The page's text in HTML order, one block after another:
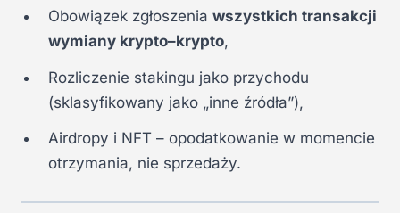
Obowiązek zgłoszenia wszystkich transakcji
wymiany krypto–krypto,
Rozliczenie stakingu jako przychodu
(sklasyfikowany jako „inne źródła”),
Airdropy i NFT – opodatkowanie w momencie
otrzymania, nie sprzedaży.